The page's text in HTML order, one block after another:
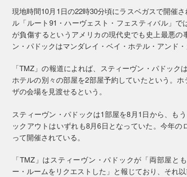
現地時間10月1日の22時30分頃にラスベガスで開催
ル「ルート91・ハーヴェスト・フェスティバル」
が負傷するというアメリカの現代史でも史上最悪
ン・パドックはマンダレイ・ベイ・ホテル・アンド
「TMZ」の報道によれば、スティーヴン・パドック
ホテルの別々の部屋を2部屋予約していたという。
ザの会場を見渡せるという。
スティーヴン・パドックは1部屋を8月1日から、も
ックアウトはいずれも8月6日となっていた。今年
って開催されている。
「TMZ」はスティーヴン・パドックが「両部屋と
ー・ルームをリクエストした」と報じており、それ